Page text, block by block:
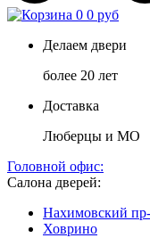
0 0 руб
Делаем двери
более 20 лет
Доставка
Люберцы и МО
Головной офис:
Салона дверей:
Нахимовский
Ховрино